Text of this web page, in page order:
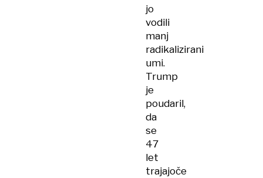
jo
vodili
manj
radikalizirani
umi.
Trump
je
poudaril,
da
se
47
let
trajajoče